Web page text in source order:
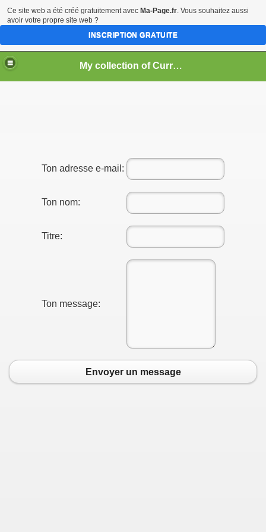
My collection of Currencies of the World ==> Coins and Banknotes
Ton adresse e-mail:
Ton nom:
Titre:
Ton message:
Envoyer un message
Ce site web a été créé gratuitement avec Ma-Page.fr. Vous souhaitez aussi
avoir votre propre site web ?
INSCRIPTION GRATUITE